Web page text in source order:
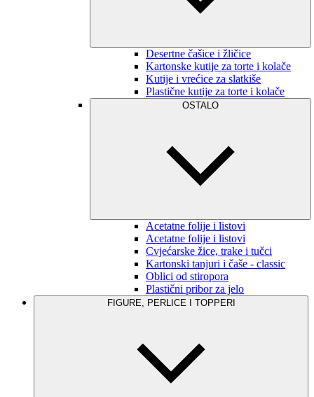
Desertne čašice i žličice
Kartonske kutije za torte i kolače
Kutije i vrećice za slatkiše
Plastične kutije za torte i kolače
OSTALO
Acetatne folije i listovi
Acetatne folije i listovi
Cvjećarske žice, trake i tučci
Kartonski tanjuri i čaše - classic
Oblici od stiropora
Plastični pribor za jelo
FIGURE, PERLICE I TOPPERI